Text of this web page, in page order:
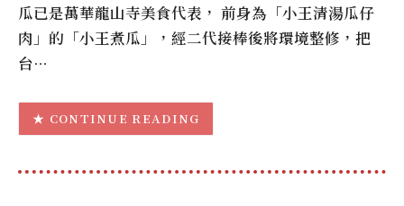
瓜已是萬華龍山寺美食代表， 前身為「小王清湯瓜仔
肉」的「小王煮瓜」，經二代接棒後將環境整修，把
台…
CONTINUE READING